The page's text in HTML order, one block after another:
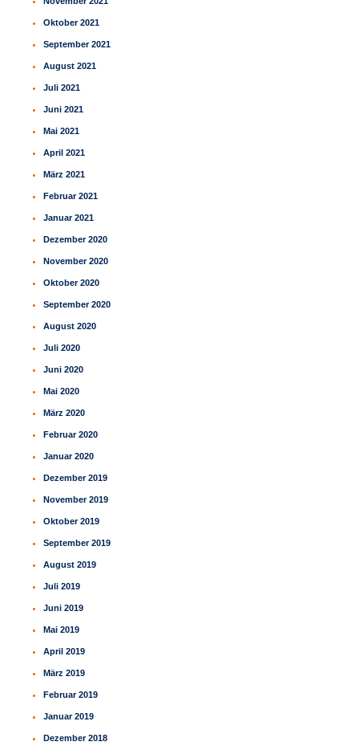
Oktober 2021
September 2021
August 2021
Juli 2021
Juni 2021
Mai 2021
April 2021
März 2021
Februar 2021
Januar 2021
Dezember 2020
November 2020
Oktober 2020
September 2020
August 2020
Juli 2020
Juni 2020
Mai 2020
März 2020
Februar 2020
Januar 2020
Dezember 2019
November 2019
Oktober 2019
September 2019
August 2019
Juli 2019
Juni 2019
Mai 2019
April 2019
März 2019
Februar 2019
Januar 2019
Dezember 2018